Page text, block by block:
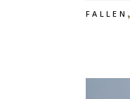
FALLEN ,